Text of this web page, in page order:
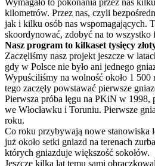
kilometrów. Przez nas, czyli
jak i kilku osób nas wspomagających.
skoordynować, zdobyć na to wszystko
Nasz program to kilkaset tysięcy
Zaczęliśmy nasz projekt jeszcze w
gdy w Polsce nie było ani jednego
Wypuściliśmy na wolność około 1 500
tego zaczęły powstawać pierwsze
Pierwsza próba lęgu na PKiN w 1998,
we Włocławku i Toruniu. Pierwsze
roku.
Co roku przybywają nowe stanowiska
już około setki gniazd na terenach
których gniazduje większość sokołów.
Jeszcze kilka lat temu sami